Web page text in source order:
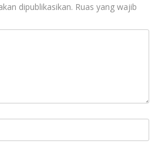
dipublikasikan. Ruas yang wajib